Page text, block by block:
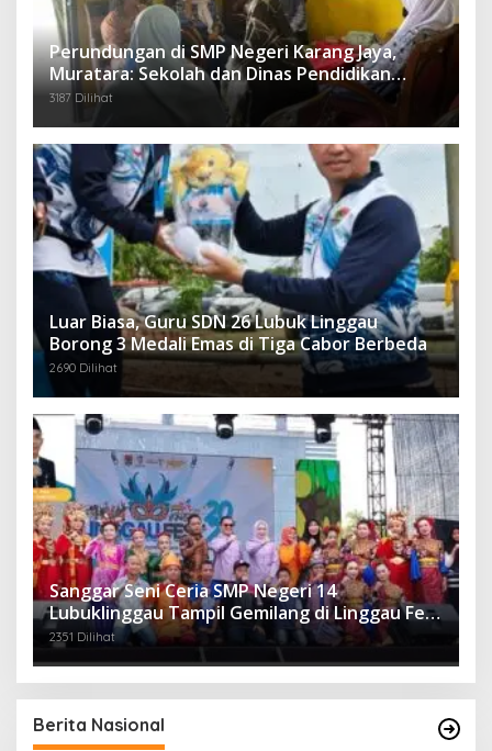
Perundungan di SMP Negeri Karang Jaya,
Muratara: Sekolah dan Dinas Pendidikan
Langsung Ambil Tindakan Tegas
3187 Dilihat
Luar Biasa, Guru SDN 26 Lubuk Linggau
Borong 3 Medali Emas di Tiga Cabor Berbeda
2690 Dilihat
Sanggar Seni Ceria SMP Negeri 14
Lubuklinggau Tampil Gemilang di Linggau Fest
2025
2351 Dilihat
Berita Nasional